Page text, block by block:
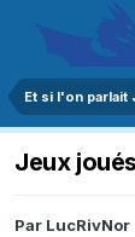
Et si l'on parlait
Jeux
Par LucRivNor